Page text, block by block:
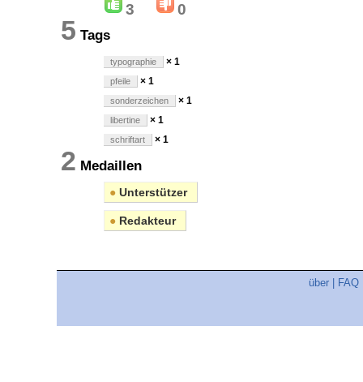
3 0
5 Tags
typographie × 1
pfeile × 1
sonderzeichen × 1
libertine × 1
schriftart × 1
2 Medaillen
● Unterstützer
● Redakteur
über FAQ